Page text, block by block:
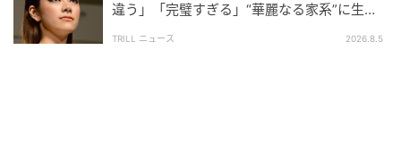
違う」「完璧すぎる」“華麗なる家系”に生ま
TRILL ニュース 2026.8.5